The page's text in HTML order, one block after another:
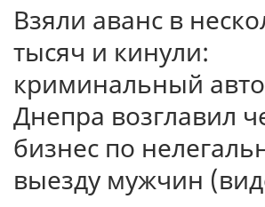
Взяли аванс в
тысяч и кинули:
криминальный
Днепра возглавил
бизнес по
выезду мужчин